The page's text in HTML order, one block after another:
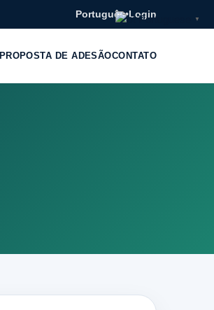
Português•Login
PROPOSTA DE ADESÃOCONTATO
Portuguese ▼